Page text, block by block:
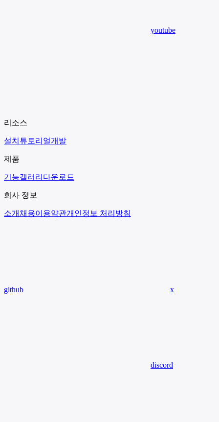
youtube
리소스
설치 튜토리얼개발
제품
기능갤러리 다운로드
회사 정보
소개 채용이용약관개인정보 처리방침
github x
discord